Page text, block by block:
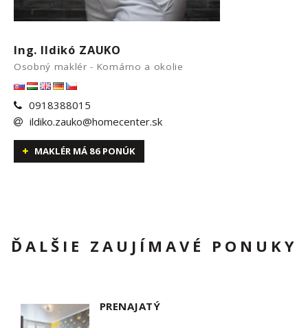
Ing. Ildikó ZAUKO
Osobný maklér - Komárno a okolie
0918388015
ildiko.zauko@homecenter.sk
MAKLÉR MÁ 86 PONÚK
ĎALŠIE ZAUJÍMAVÉ PONUKY
PRENAJATÝ